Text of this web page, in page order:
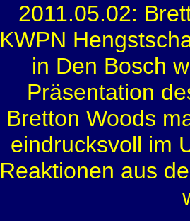
2011.05.02:
KWPN
in Den Bosch
Präsentation
Bretton Woods
eindrucksvoll im
Reaktionen aus